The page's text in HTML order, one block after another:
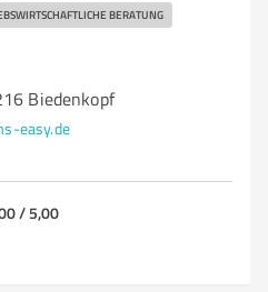
BERATUNG
Biedenkopf
easy.de
/ 5,00